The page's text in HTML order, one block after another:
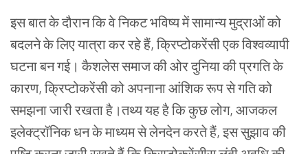
इस बात के दौरान कि वे निकट भविष्य में सामान्य मुद्राओं को
बदलने के लिए यात्रा कर रहे हैं, क्रिप्टोकरेंसी एक विश्वव्यापी
घटना बन गई। कैशलेस समाज की ओर दुनिया की प्रगति के
कारण, क्रिप्टोकरेंसी को अपनाना आंशिक रूप से गति को
समझना जारी रखता है।तथ्य यह है कि कुछ लोग, आजकल
इलेक्ट्रॉनिक धन के माध्यम से लेनदेन करते हैं,इस सुझाव की